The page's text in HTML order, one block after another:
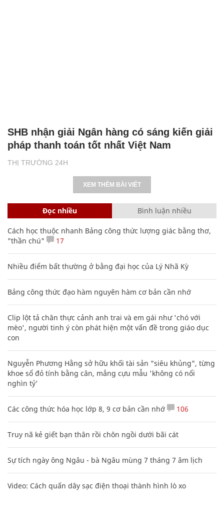
THỊ TRƯỜNG 24H
SHB nhận giải Ngân hàng có sáng kiến giải
pháp thanh toán tốt nhất Việt Nam
XEM THÊM BÀI VIẾT
Đọc nhiều Bình luận nhiều
Cách học thuộc nhanh Bảng công thức lượng giác bằng thơ,
"thần chú"
17
Nhiều điểm bất thường ở bằng đại học của Lý Nhã Kỳ
Bảng công thức đạo hàm nguyên hàm cơ bản cần nhớ
Clip lột tả chân thực cảnh anh trai và em gái như 'chó với
mèo', người tinh ý còn phát hiện một vấn đề trong giáo dục
con
Nguyễn Phương Hằng sở hữu khối tài sản "siêu khủng", từng
khoe sổ đỏ tính bằng cân, mắng cựu mẫu 'không có nổi
nghìn tỷ'
Các công thức hóa học lớp 8, 9 cơ bản cần nhớ 106
Truy nã kẻ giết bạn thân rồi chôn ngồi dưới bãi cát
Sự tích ngày ông Ngâu - bà Ngâu mùng 7 tháng 7 âm lịch
Video: Cách quấn dây sạc điện thoại thành hình lò xo